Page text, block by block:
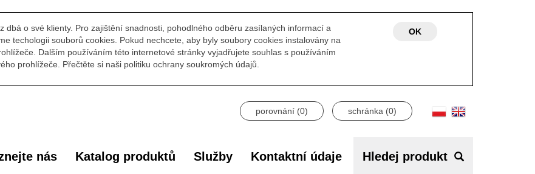
dbá o své klienty. Pro zajištění snadnosti, pohodlného odběru zasílaných informací a
techologii souborů cookies. Pokud nechcete, aby byly soubory cookies instalovány na
Dalším používáním této internetové stránky vyjadřujete souhlas s používáním
prohlížeče. Přečtěte si naši politiku ochrany soukromých údajů.
OK
porovnání (0) schránka (0)
nás Katalog produktů Služby Kontaktní údaje Hledej produkt